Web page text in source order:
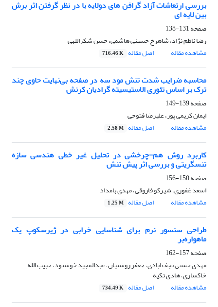
بررسی ارتعاشات آزاد گرافن های دولایه با در نظر گرفتن اثر برش
بین لایه ای
صفحه131-138
رضا ناظم نژاد، شاهرخ حسینی هاشمی، حسن شکراللهی
مشاهده مقاله
اصل مقاله 716.46 K
محاسبه ضرایب شدت تنش مود سه در صفحه بی‌نهایت حاوی چند
ترک بر اساس تئوری الاستیسیته گرادیان کرنش
صفحه139-149
ایمان کریمی پور، علیرضا فتوحی
مشاهده مقاله
اصل مقاله 2.58 M
کاربرد روش هم-چرخشی در تحلیل غیر خطی هندسی سازه
تنسگریتی و بررسی اثر پیش تنش
صفحه150-156
اسعد غفوری، شیرکو فاروقی، مهدی بامداد
مشاهده مقاله
اصل مقاله 1.25 M
طراحی سنسور نرم برای شناسایی خرابی در ژیرسکوپ یک
ماهواره‌بر
صفحه157-162
مهدی حسنی نجف ابادی، جعفر روشنیان، عبدالمجید خوشنود، حبیب الله
خاکساری، هادی تکیه
مشاهده مقاله
اصل مقاله 734.49 K